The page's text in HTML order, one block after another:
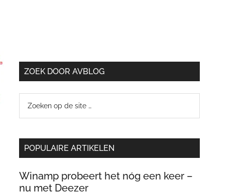
ZOEK DOOR AVBLOG
site
POPULAIRE ARTIKELEN
Winamp probeert het nóg een keer –
nu met Deezer